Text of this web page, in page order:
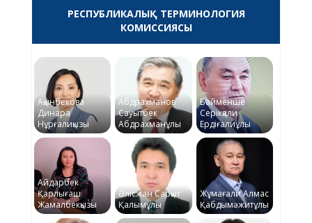
РЕСПУБЛИКАЛЫҚ ТЕРМИНОЛОГИЯ
КОМИССИЯСЫ
Ақынбекова
Динара
Нұрғалиқызы
Абдрахманов
Сауытбек
Абдрахманұлы
Байменше
Серікқали
Ердіғалиұлы
Айдарбек
Қарлығаш
Жамалбекқызы
Әлісжан Сарқыт
Қалымұлы
Жұмағали Алмас
Қабдымәжитұлы